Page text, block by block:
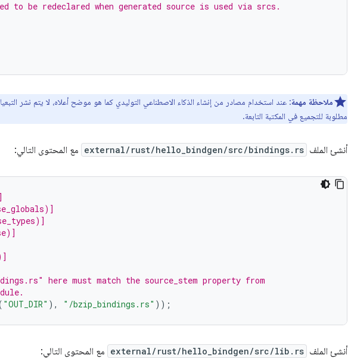
to be redeclared when generated source is used via srcs.
ملاحظة مهمة: عند استخدام مصادر من إنشاء الذكاء الاصطناعي التوليدي كما هو موضح أعلاه، لا يتم نشر
مطلوبة للتجميع في المكتبة التابعة.
أنشئ الملف external/rust/hello_bindgen/src/bindings.rs مع المحتوى التالي:
here must match the source_stem property from
"OUT_DIR" ), "/bzip_bindings.rs" ));
أنشئ الملف external/rust/hello_bindgen/src/lib.rs مع المحتوى التالي: